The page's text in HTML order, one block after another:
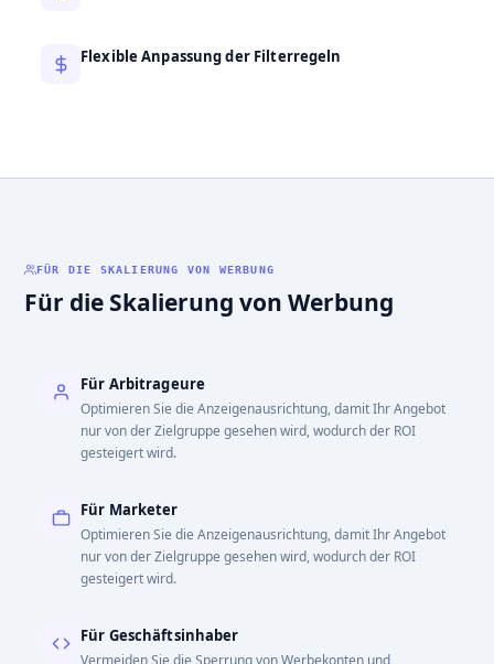
Flexible Anpassung der Filterregeln
FÜR DIE SKALIERUNG VON WERBUNG
Für die Skalierung von Werbung
Für Arbitrageure
Optimieren Sie die Anzeigenausrichtung, damit Ihr Angebot
nur von der Zielgruppe gesehen wird, wodurch der ROI
gesteigert wird.
Für Marketer
Optimieren Sie die Anzeigenausrichtung, damit Ihr Angebot
nur von der Zielgruppe gesehen wird, wodurch der ROI
gesteigert wird.
Für Geschäftsinhaber